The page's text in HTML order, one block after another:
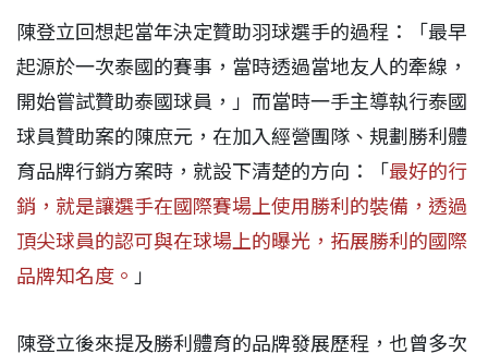
陳登立回想起當年決定贊助羽球選手的過程：「最早
起源於一次泰國的賽事，當時透過當地友人的牽線，
開始嘗試贊助泰國球員，」而當時一手主導執行泰國
球員贊助案的陳庶元，在加入經營團隊、規劃勝利體
育品牌行銷方案時，就設下清楚的方向：「最好的行
銷，就是讓選手在國際賽場上使用勝利的裝備，透過
頂尖球員的認可與在球場上的曝光，拓展勝利的國際
品牌知名度。 」
陳登立後來提及勝利體育的品牌發展歷程，也曾多次